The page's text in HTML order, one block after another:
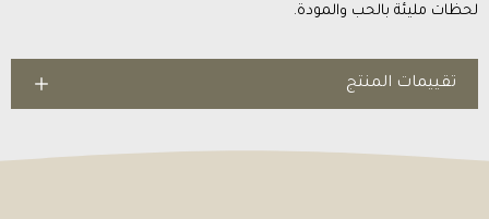
لحظات مليئة بالحب والمودة.
تقييمات المنتج